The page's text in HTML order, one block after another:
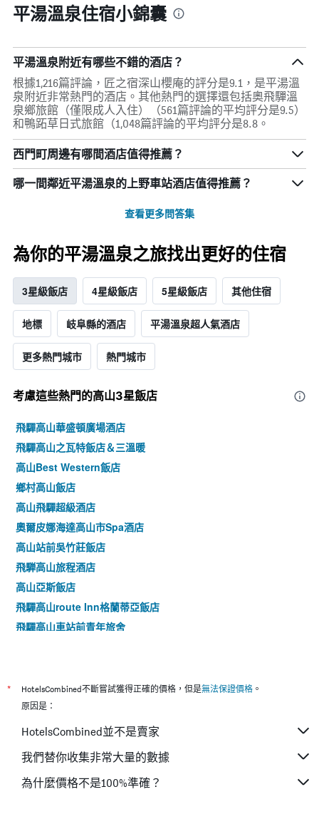
平湯溫泉住宿小錦囊
平湯溫泉附近有哪些不錯的酒店？
根據1,216篇評論，匠之宿深山櫻庵的評分是9.1，是平湯溫
泉附近非常熱門的酒店。其他熱門的選擇還包括奧飛驒溫
泉鄉旅館（僅限成人入住）（561篇評論的平均評分是9.5）
和鴨跖草日式旅館（1,048篇評論的平均評分是8.8。
西門町周邊有哪間酒店值得推薦？
哪一間鄰近平湯溫泉的上野車站酒店值得推薦？
查看更多問答集
為你的平湯溫泉之旅找出更好的住宿
3星級飯店 4星級飯店 5星級飯店 其他住宿
地標 岐阜縣的酒店 平湯溫泉超人氣酒店
更多熱門城市 熱門城市
考慮這些熱門的高山3星​飯店
飛驒高山華盛頓廣場酒店
飛驒高山之瓦特飯店＆三溫暖
高山Best Western飯店
鄉村高山飯店
高山飛驒超級酒店
奧爾皮娜海達高山市Spa酒店
高山站前吳竹莊飯店
飛騨高山旅程酒店
高山亞斯飯店
飛驒高山route Inn格蘭蒂亞飯店
飛驒高山車站前青年旅舍
穗高莊山之庵
綠風苑清張旅館
哈娜酒店
奧飛驒溫泉鄉旅館（僅限成人入住）
穗高飯店
* HotelsCombined不斷嘗試獲得正確的價格，但是無法保證價格 。
原因是：
HotelsCombined並不是賣家
我們替你收集非常大量的數據
為什麼價格不是100%準確？